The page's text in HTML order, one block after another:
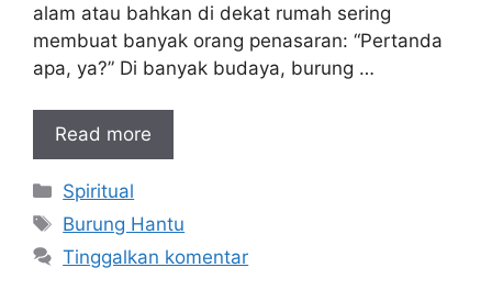
alam atau bahkan di dekat rumah sering
membuat banyak orang penasaran: “Pertanda
apa, ya?” Di banyak budaya, burung …
Read more
Kategori
Spiritual
Tag
Burung Hantu
Tinggalkan komentar